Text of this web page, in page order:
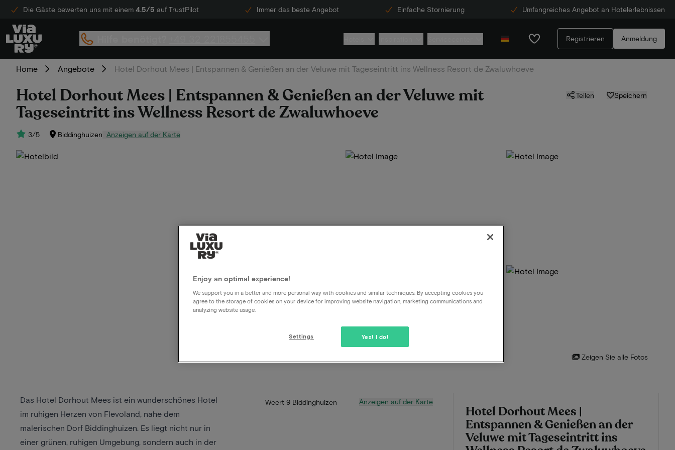
Die Gäste bewerten uns mit einem 4.5/5 auf TrustPilot Immer das beste Angebot Einfache Stornierung Umfangreiches Angebot an Hotelerlebnissen
Registrieren Anmeldung
Home Angebote Hotel Dorhout Mees | Entspannen & Genießen an der Veluwe mit Tageseintritt ins Wellness Resort de Zwaluwhoeve
Hotel Dorhout Mees | Entspannen & Genießen an der Veluwe mit
Tageseintritt ins Wellness Resort de Zwaluwhoeve
3/5 Biddinghuizen Anzeigen auf der Karte
Teilen Speichern
Zeigen Sie alle Fotos
Hotel Dorhout Mees |
Entspannen & Genießen an der
Veluwe mit Tageseintritt ins
Das Hotel Dorhout Mees ist ein wunderschönes Hotel
im ruhigen Herzen von Flevoland, nahe dem
malerischen Dorf Biddinghuizen. Es liegt nicht nur in
einer grünen, ruhigen Umgebung, sondern auch in der
Weert 9 Biddinghuizen Anzeigen auf der Karte
Enjoy an optimal experience!
We support you in a better and more personal way with cookies and similar techniques. By accepting cookies you
agree to the storage of cookies on your device for improving website navigation, marketing communications and
analyzing website usage.
Yes! I do!
Settings